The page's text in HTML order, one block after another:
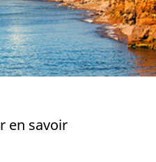
en savoir